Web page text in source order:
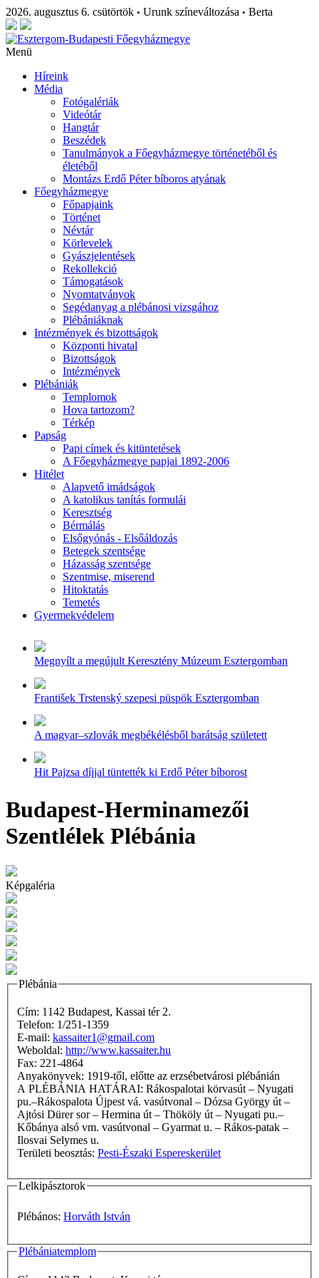
2026. augusztus 6. csütörtök • Urunk színeváltozása • Berta
Menü
Híreink
Média
Fotógalériák
Videótár
Hangtár
Beszédek
Tanulmányok a Főegyházmegye történetéből és
életéből
Montázs Erdő Péter bíboros atyának
Főegyházmegye
Főpapjaink
Történet
Névtár
Körlevelek
Gyászjelentések
Rekollekció
Támogatások
Nyomtatványok
Segédanyag a plébánosi vizsgához
Plébániáknak
Intézmények és bizottságok
Központi hivatal
Bizottságok
Intézmények
Plébániák
Templomok
Hova tartozom?
Térkép
Papság
Papi címek és kitüntetések
A Főegyházmegye papjai 1892-2006
Hitélet
Alapvető imádságok
A katolikus tanítás formulái
Keresztség
Bérmálás
Elsőgyónás - Elsőáldozás
Betegek szentsége
Házasság szentsége
Szentmise, miserend
Hitoktatás
Temetés
Gyermekvédelem
Megnyílt a megújult Keresztény Múzeum Esztergomban
František Trstenský szepesi püspök Esztergomban
A magyar–szlovák megbékélésből barátság született
Hit Pajzsa díjjal tüntették ki Erdő Péter bíborost
Budapest-Herminamezői
Szentlélek Plébánia
Képgaléria
Plébánia
Cím: 1142 Budapest, Kassai tér 2.
Telefon: 1/251-1359
E-mail: kassaiter1@gmail.com
Weboldal: http://www.kassaiter.hu
Fax: 221-4864
Anyakönyvek: 1919-től, előtte az erzsébetvárosi plébánián
A PLÉBÁNIA HATÁRAI: Rákospalotai körvasút – Nyugati
pu.–Rákospalota Újpest vá. vasútvonal – Dózsa György út –
Ajtósi Dürer sor – Hermina út – Thököly út – Nyugati pu.–
Kőbánya alsó vm. vasútvonal – Gyarmat u. – Rákos-patak –
Ilosvai Selymes u.
Területi beosztás: Pesti-Északi Espereskerület
Lelkipásztorok
Plébános: Horváth István
Plébániatemplom